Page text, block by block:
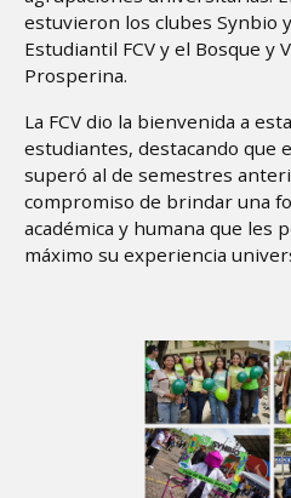
estuvieron los clubes Synbio
Estudiantil FCV y el Bosque y
Prosperina.
La FCV dio la bienvenida a
estudiantes, destacando que
superó al de semestres
compromiso de brindar una
académica y humana que les
máximo su experiencia